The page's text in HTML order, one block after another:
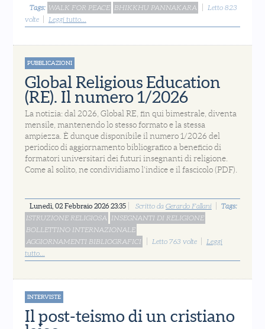
Tags: WALK FOR PEACE BHIKKHU PANNAKARA
Letto 823
volte
Leggi tutto...
PUBBLICAZIONI
Global Religious Education
(RE). Il numero 1/2026
La notizia: dal 2026, Global RE, fin qui bimestrale, diventa
mensile, mantenendo lo stesso formato e la stessa
ampiezza. È dunque disponibile il numero 1/2026 del
periodico di aggiornamento bibliografico a beneficio di
formatori universitari dei futuri insegnanti di religione.
Come al solito, ne condividiamo l'indice e il fascicolo (PDF).
Lunedì, 02 Febbraio 2026 23:35 Scritto da Gerardo Fallani
Tags:
ISTRUZIONE RELIGIOSA
INSEGNANTI DI RELIGIONE
BOLLETTINO INTERNAZIONALE
AGGIORNAMENTI BIBLIOGRAFICI
Letto 763 volte
Leggi
tutto...
INTERVISTE
Il post-teismo di un cristiano